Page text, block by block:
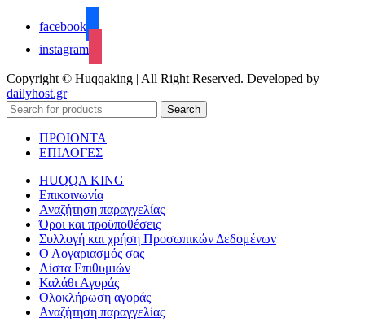
facebook
instagram
Copyright © Huqqaking | All Right Reserved. Developed by
dailyhost.gr
Search
ΠΡΟΙΟΝΤΑ
ΕΠΙΛΟΓΕΣ
HUQQA KING
Επικοινωνία
Αναζήτηση παραγγελίας
Όροι και προϋποθέσεις
Συλλογή και χρήση Προσωπικών Δεδομένων
Ο Λογαριασμός σας
Λίστα Επιθυμιών
Καλάθι Αγοράς
Ολοκλήρωση αγοράς
Αναζήτηση παραγγελίας